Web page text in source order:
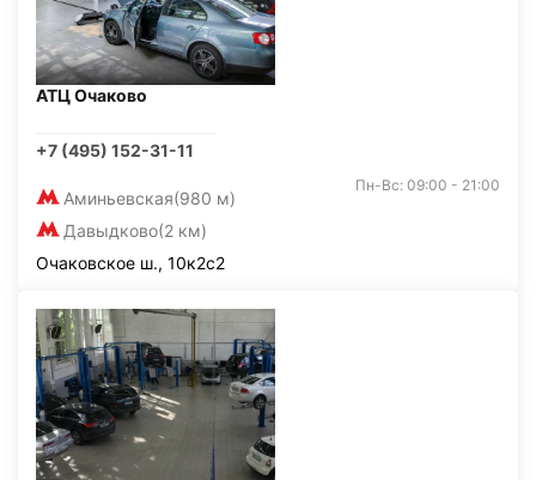
АТЦ Очаково
+7 (495) 152-31-11
Аминьевская(980 м)
Давыдково(2 км)
Пн-Вс: 09:00 - 21:00
Очаковское ш., 10к2с2